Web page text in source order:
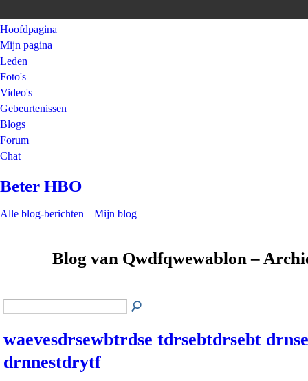
Hoofdpagina
Mijn pagina
Leden
Foto's
Video's
Gebeurtenissen
Blogs
Forum
Chat
Beter HBO
Alle blog-berichten Mijn blog
Blog van Qwdfqwewablon –
waevesdrsewbtrdse tdrsebtdrsebt
drnnestdrytf